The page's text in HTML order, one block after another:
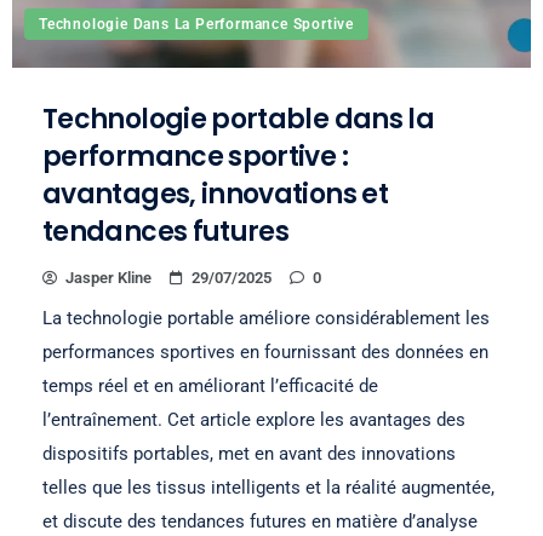
Technologie Dans La Performance Sportive
Technologie portable dans la
performance sportive :
avantages, innovations et
tendances futures
Jasper Kline 29/07/2025 0
La technologie portable améliore considérablement les
performances sportives en fournissant des données en
temps réel et en améliorant l’efficacité de
l’entraînement. Cet article explore les avantages des
dispositifs portables, met en avant des innovations
telles que les tissus intelligents et la réalité augmentée,
et discute des tendances futures en matière d’analyse